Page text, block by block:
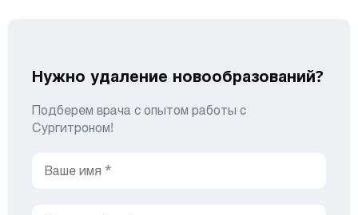
Нужно удаление новообразований?
Подберем врача с опытом работы с
Сургитроном!